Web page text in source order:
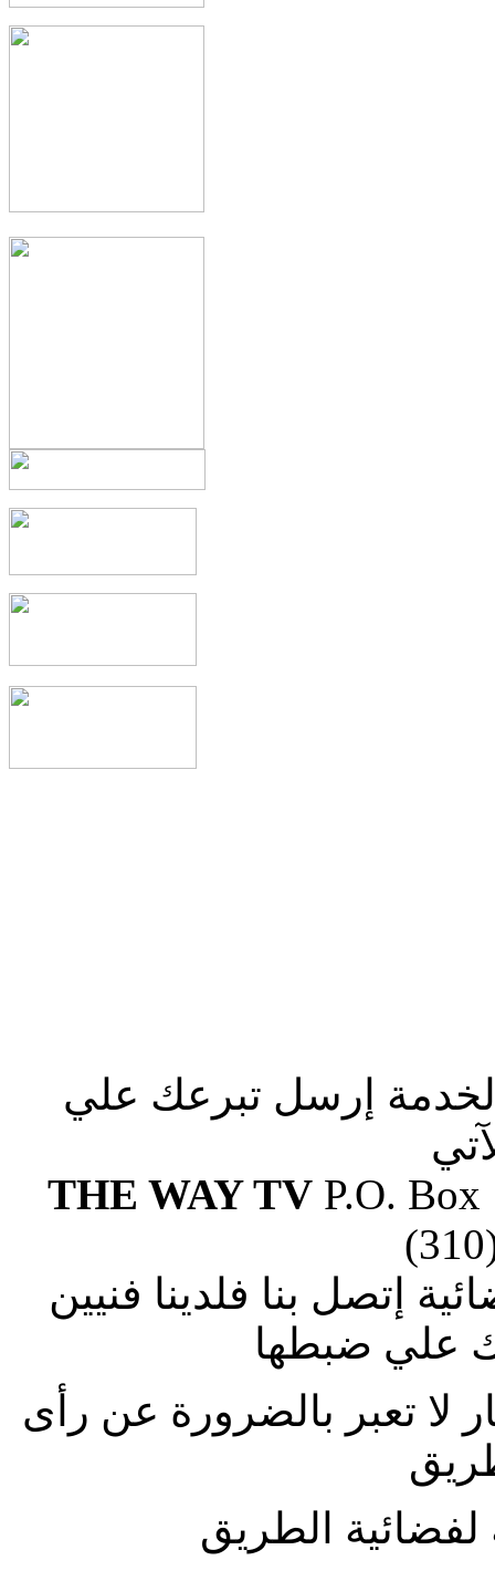
إرسل تبرعك علي
THE WAY TVP.O. Box
إتصل بنا فلدينا فنيين
علي ضبطها
لا تعبر بالضرورة عن رأى
الطريق